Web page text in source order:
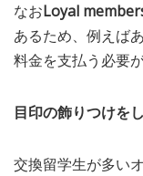
なおLoyal
あるため、例えば
料金を支払う必要
目印の飾りつけを
交換留学生が多い